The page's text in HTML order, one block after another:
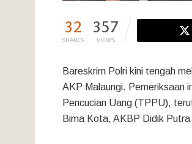
32
SHARES
357
VIEWS
Bareskrim Polri kini tengah
AKP Malaungi. Pemeriksaan
Pencucian Uang (TPPU),
Bima Kota, AKBP Didik Putra